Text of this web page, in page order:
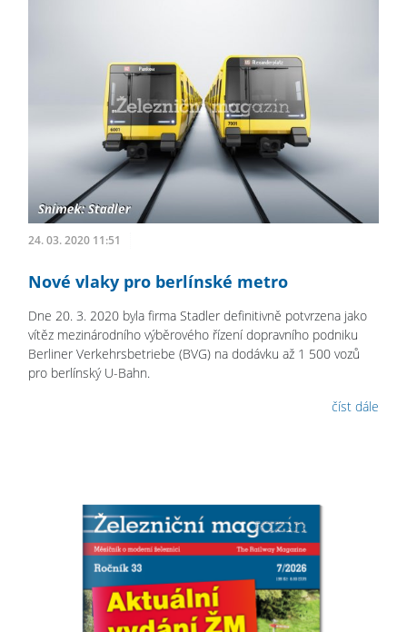
24. 03. 2020 11:51
Nové vlaky pro berlínské metro
Dne 20. 3. 2020 byla firma Stadler definitivně potvrzena jako
vítěz mezinárodního výběrového řízení dopravního podniku
Berliner Verkehrsbetriebe (BVG) na dodávku až 1 500 vozů
pro berlínský U-Bahn.
číst dále